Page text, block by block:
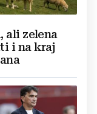
ali zelena
i na kraj